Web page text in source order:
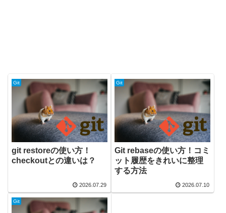
Git
git restoreの使い方！
checkoutとの違いは？
2026.07.29
Git
Git rebaseの使い方！コミ
ット履歴をきれいに整理
する方法
2026.07.10
Git